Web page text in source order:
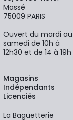
Massé
75009 PARIS
Ouvert du mardi au
samedi de 10h à
12h30 et de 14 à 19h
Magasins
Indépendants
Licenciés
La Baguetterie